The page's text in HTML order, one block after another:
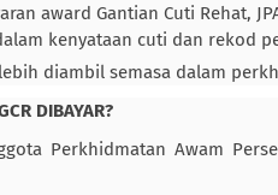
award Gantian Cuti Rehat,
kenyataan cuti dan rekod
diambil semasa dalam
DIBAYAR?
Perkhidmatan Awam